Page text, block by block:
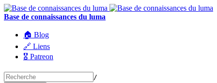
Base de connaissances du luma
🏠 Blog
🔗 Liens
🎖️ Patreon
/